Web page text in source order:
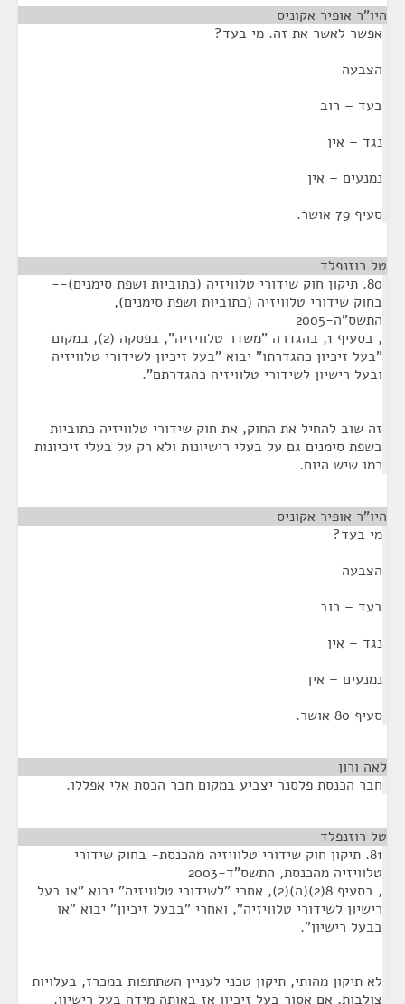
היו"ר אופיר אקוניס
אפשר לאשר את זה. מי בעד?
הצבעה
בעד – רוב
נגד – אין
נמנעים – אין
סעיף 79 אושר.
טל רוזנפלד
80. תיקון חוק שידורי טלוויזיה (כתוביות ושפת סימנים)--
בחוק שידורי טלוויזיה (כתוביות ושפת סימנים),
התשס"ה-2005
, בסעיף 1, בהגדרה "משדר טלוויזיה", בפסקה (2), במקום
"בעל זיכיון כהגדרתו" יבוא "בעל זיכיון לשידורי טלוויזיה
ובעל רישיון לשידורי טלוויזיה כהגדרתם".
זה שוב להחיל את החוק, את חוק שידורי טלוויזיה כתוביות
בשפת סימנים גם על בעלי רישיונות ולא רק על בעלי זיכיונות
כמו שיש היום.
היו"ר אופיר אקוניס
מי בעד?
הצבעה
בעד – רוב
נגד – אין
נמנעים – אין
סעיף 80 אושר.
לאה ורון
חבר הכנסת פלסנר יצביע במקום חבר הכסת אלי אפללו.
טל רוזנפלד
81. תיקון חוק שידורי טלוויזיה מהכנסת- בחוק שידורי
טלוויזיה מהכנסת, התשס"ד-2003
, בסעיף 8(2)(ה)(2), אחרי "לשידורי טלוויזיה" יבוא "או בעל
רישיון לשידורי טלוויזיה", ואחרי "בבעל זיכיון" יבוא "או
בבעל רישיון".
לא תיקון מהותי, תיקון טכני לעניין השתתפות במכרז, בעלויות
צולבות, אם אסור בעל זיכיון אז באותה מידה בעל רישיון.